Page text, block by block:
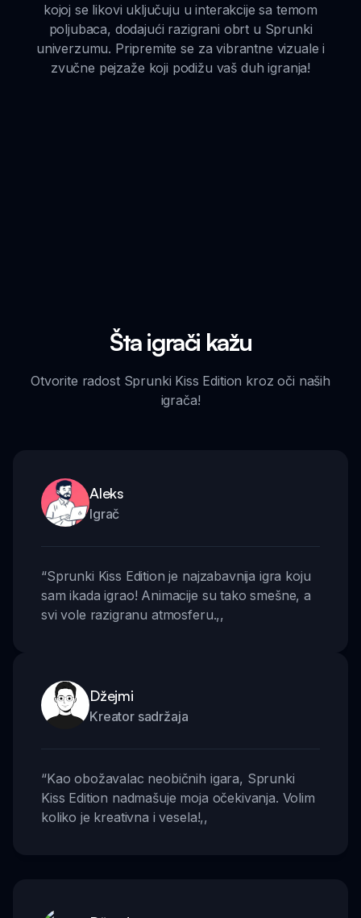
kojoj se likovi uključuju u interakcije sa temom
poljubaca, dodajući razigrani obrt u Sprunki
univerzumu. Pripremite se za vibrantne vizuale i
zvučne pejzaže koji podižu vaš duh igranja!
Šta igrači kažu
Otvorite radost Sprunki Kiss Edition kroz oči naših
igrača!
Aleks
Igrač
“Sprunki Kiss Edition je najzabavnija igra koju
sam ikada igrao! Animacije su tako smešne, a
svi vole razigranu atmosferu.,,
Džejmi
Kreator sadržaja
“Kao obožavalac neobičnih igara, Sprunki
Kiss Edition nadmašuje moja očekivanja. Volim
koliko je kreativna i vesela!,,